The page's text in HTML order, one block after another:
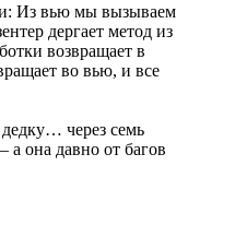
Из вью мы вызываем
дергает метод из
возвращает в
во вью, и все
через семь
она давно от багов